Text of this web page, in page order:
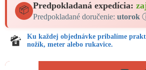
📦 Predpokladaná expedícia:
Predpokladané doručenie: utorok
Ku každej objednávke pribalíme
nožík, meter alebo rukavice.